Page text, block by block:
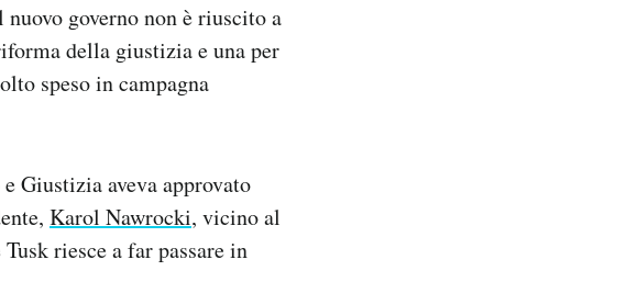
governo non è riuscito a
della giustizia e una per
speso in campagna
Giustizia aveva approvato
Karol Nawrocki, vicino al
riesce a far passare in